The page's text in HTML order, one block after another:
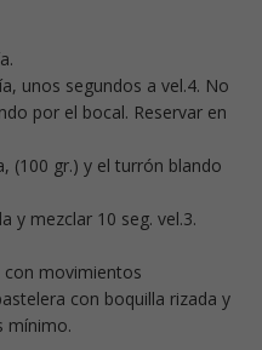
unos segundos a vel.4. No
por el bocal. Reservar en
(100 gr.) y el turrón blando
y mezclar 10 seg. vel.3.
con movimientos
con boquilla rizada y
mínimo.